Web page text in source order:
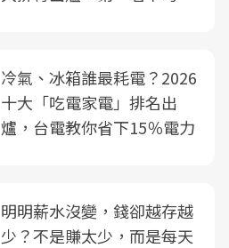
冷氣、冰箱誰最耗電？2026
十大「吃電家電」排名出
爐，台電教你省下15％電力
明明薪水沒變，錢卻越存越
少？不是賺太少，而是每天